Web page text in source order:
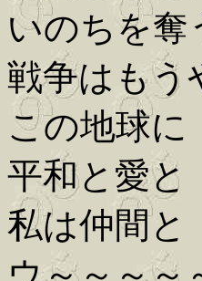
いのちを
戦争はもう
この地球
平和と愛
私は仲間